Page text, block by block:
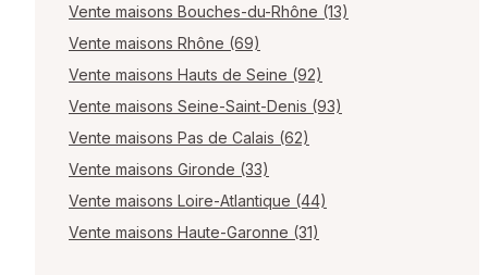
Vente maisons Bouches-du-Rhône (13)
Vente maisons Rhône (69)
Vente maisons Hauts de Seine (92)
Vente maisons Seine-Saint-Denis (93)
Vente maisons Pas de Calais (62)
Vente maisons Gironde (33)
Vente maisons Loire-Atlantique (44)
Vente maisons Haute-Garonne (31)